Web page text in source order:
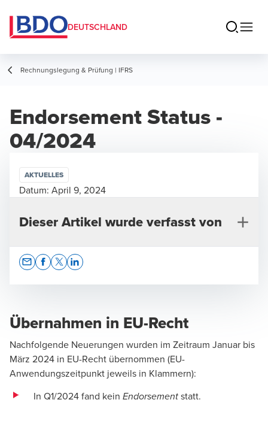
DEUTSCHLAND
Rechnungslegung & Prüfung | IFRS
Endorsement Status -
04/2024
Übernahmen in EU-Recht
Nachfolgende Neuerungen wurden im Zeitraum Januar bis
März 2024 in EU-Recht übernommen (EU-
Anwendungszeitpunkt jeweils in Klammern):
In Q1/2024 fand kein Endorsement statt.
AKTUELLES
Datum: April 9, 2024
Dieser Artikel wurde verfasst von
Dr. Jens Freiberg
Wirtschaftsprüfer, Mitglied des Vorstands